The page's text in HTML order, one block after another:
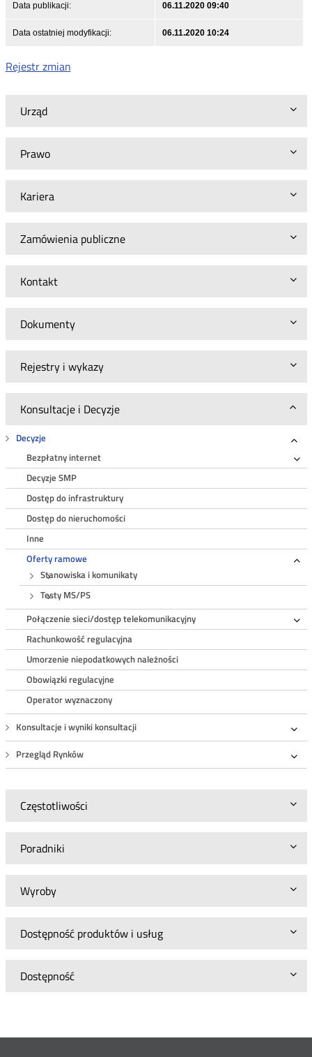
Urząd
Prawo
Kariera
Zamówienia publiczne
Kontakt
Dokumenty
Rejestry i wykazy
Konsultacje i Decyzje
Decyzje
Bezpłatny internet
Decyzje SMP
Dostęp do infrastruktury
Dostęp do nieruchomości
Inne
Oferty ramowe
Stanowiska i komunikaty
Testy MS/PS
Połączenie sieci/dostęp telekomunikacyjny
Rachunkowość regulacyjna
Umorzenie niepodatkowych należności
Obowiązki regulacyjne
Operator wyznaczony
Konsultacje i wyniki konsultacji
Przegląd Rynków
Częstotliwości
Poradniki
Wyroby
Dostępność produktów i usług
Dostępność
Data publikacji: 06.11.2020 09:40
Data ostatniej modyfikacji: 06.11.2020 10:24
Rejestr zmian